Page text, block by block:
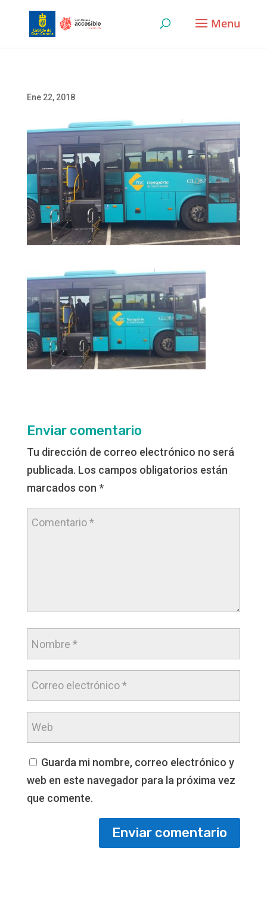
content
Ene 22, 2018
Enviar comentario
Tu dirección de correo electrónico no será
publicada. Los campos obligatorios están
marcados con *
Guarda mi nombre, correo electrónico y
web en este navegador para la próxima vez
que comente.